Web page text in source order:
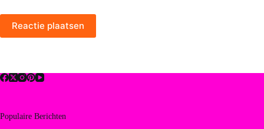
Reactie plaatsen
Populaire Berichten